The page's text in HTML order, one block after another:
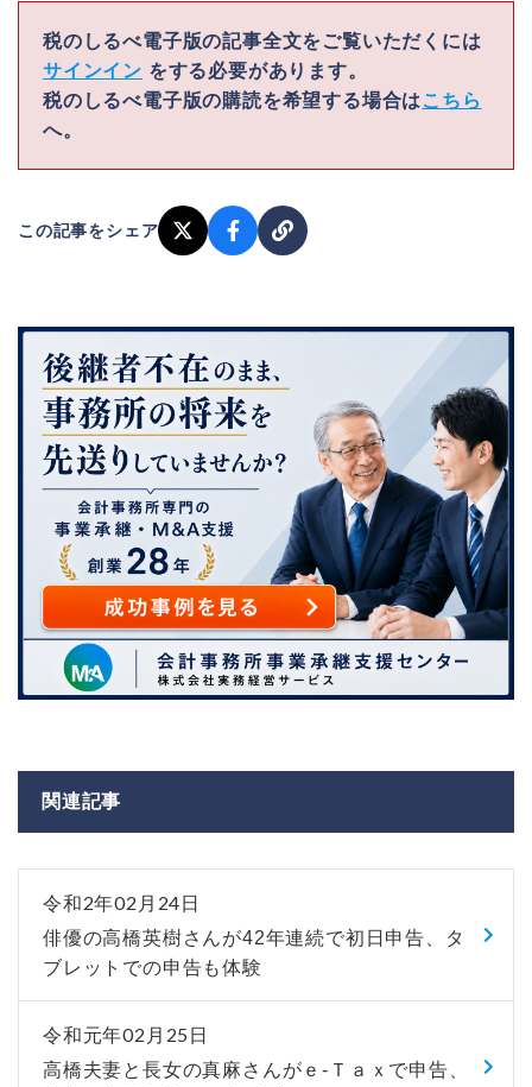
税のしるべ電子版の記事全文をご覧いただくには
サインイン をする必要があります。
税のしるべ電子版の購読を希望する場合は こちら
へ。
この記事をシェア
関連記事
令和2年02月24日
俳優の高橋英樹さんが42年連続で初日申告、タ
ブレットでの申告も体験
令和元年02月25日
高橋夫妻と長女の真麻さんがｅ-Ｔａｘで申告、